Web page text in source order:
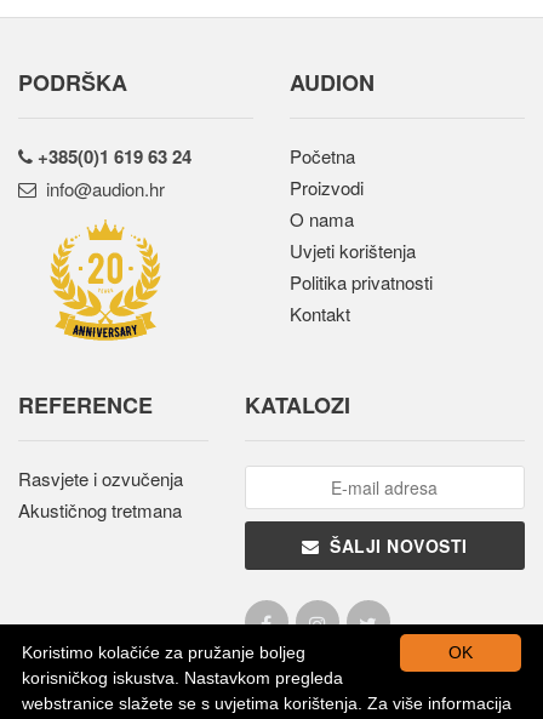
PODRŠKA
+385(0)1 619 63 24
rh.noidua@ofni
AUDION
Početna
Proizvodi
O nama
Uvjeti korištenja
Politika privatnosti
Kontakt
REFERENCE
Rasvjete i ozvučenja
Akustičnog tretmana
KATALOZI
ŠALJI NOVOSTI
OK
Koristimo kolačiće za pružanje boljeg
korisničkog iskustva. Nastavkom pregleda
webstranice slažete se s uvjetima korištenja. Za više informacija